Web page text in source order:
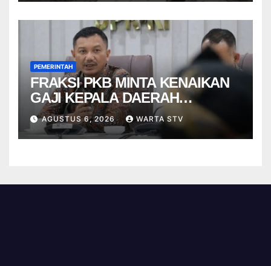
PEMERINTAH
FRAKSI PKB MINTA KENAIKAN
GAJI KEPALA DAERAH
BERBASIS KINERJA
AGUSTUS 6, 2026 WARTA STV